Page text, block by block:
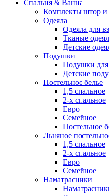
Спальня & Ванна
Комплекты штор и
Одеяла
Одеяла для
Тканые
Детские
Подушки
Подушки для
Детские
Постельное белье
1,5 спальное
2-х спальное
Евро
Семейное
Льняное
1,5 спальное
2-х спальное
Евро
Семейное
Наматрасники